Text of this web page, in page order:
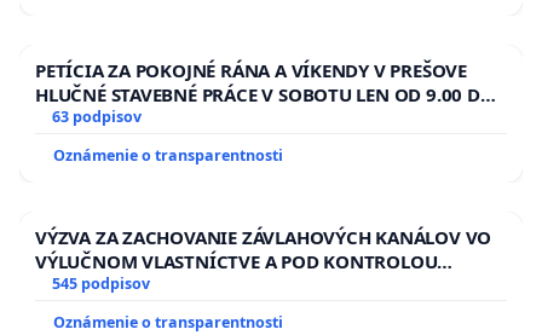
PETÍCIA ZA POKOJNÉ RÁNA A VÍKENDY V PREŠOVE
HLUČNÉ STAVEBNÉ PRÁCE V SOBOTU LEN OD 9.00 DO
13.00 HOD., CEZ PRACOVNÝ TÝŽDEŇ CIEĽ 8.00 – 18.00
ĎUMBIERSKEJ/MAGU
63 podpisov
Oznámenie o transparentnosti
VÝZVA ZA ZACHOVANIE ZÁVLAHOVÝCH KANÁLOV VO
VÝLUČNOM VLASTNÍCTVE A POD KONTROLOU
SLOVENSKEJ REPUBLIKY & žiadosť na riešenie
545 podpisov
Oznámenie o transparentnosti